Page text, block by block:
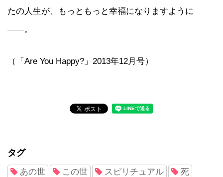
たの人生が、もっともっと幸福になりますように
――。
（「Are You Happy?」2013年12月号）
タグ
あの世 この世 スピリチュアル 死